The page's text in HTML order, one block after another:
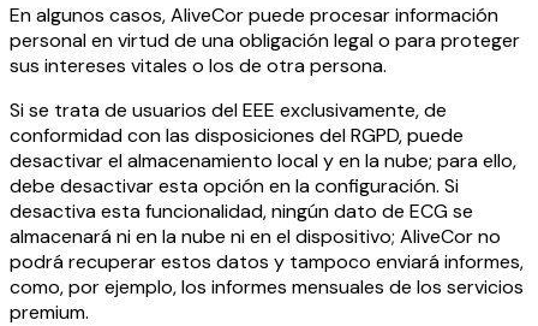
En algunos casos, AliveCor puede procesar información
personal en virtud de una obligación legal o para proteger
sus intereses vitales o los de otra persona.
Si se trata de usuarios del EEE exclusivamente, de
conformidad con las disposiciones del RGPD, puede
desactivar el almacenamiento local y en la nube; para ello,
debe desactivar esta opción en la configuración. Si
desactiva esta funcionalidad, ningún dato de ECG se
almacenará ni en la nube ni en el dispositivo; AliveCor no
podrá recuperar estos datos y tampoco enviará informes,
como, por ejemplo, los informes mensuales de los servicios
premium.